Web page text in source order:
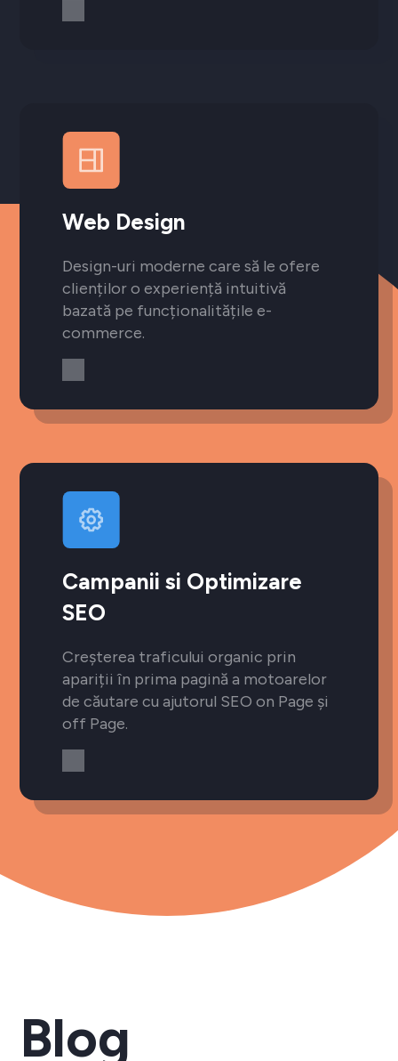
Web Design
Design-uri moderne care să le ofere
clienților o experiență intuitivă
bazată pe funcționalitățile e-
commerce.
Campanii si Optimizare
SEO
Creșterea traficului organic prin
apariții în prima pagină a motoarelor
de căutare cu ajutorul SEO on Page și
off Page.
Blog